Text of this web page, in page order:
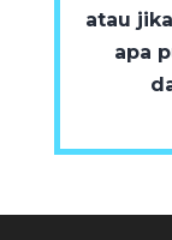
atau
apa